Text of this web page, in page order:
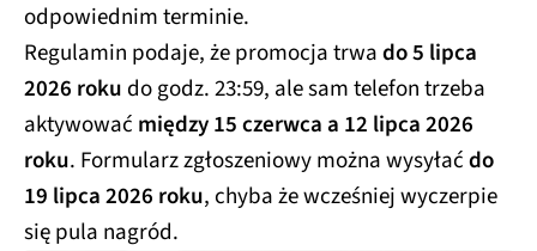
odpowiednim terminie.
Regulamin podaje, że promocja trwado 5 lipca
2026 roku do godz. 23:59, ale sam telefon trzeba
aktywować między 15 czerwca a 12 lipca 2026
roku. Formularz zgłoszeniowy można wysyłaćdo
19 lipca 2026 roku, chyba że wcześniej wyczerpie
się pula nagród.